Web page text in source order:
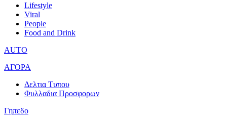
Lifestyle
Viral
People
Food and Drink
AUTO
ΑΓΟΡΑ
Δελτια Τυπου
Φυλλαδια Προσφορων
Γηπεδο